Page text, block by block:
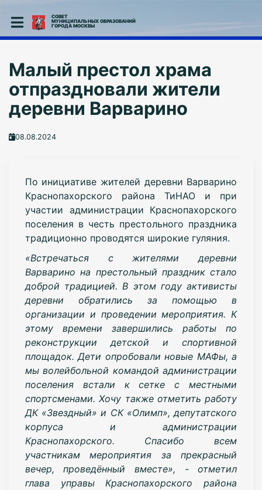
СОВЕТ
МУНИЦИПАЛЬНЫХ ОБРАЗОВАНИЙ
ГОРОДА МОСКВЫ
Малый престол храма
отпраздновали жители
деревни Варварино
08.08.2024
По инициативе жителей деревни Варварино
Краснопахорского района ТиНАО и при
участии администрации Краснопахорского
поселения в честь престольного праздника
традиционно проводятся широкие гуляния.
«Встречаться с жителями деревни
Варварино на престольный праздник стало
доброй традицией. В этом году активисты
деревни обратились за помощью в
организации и проведении мероприятия. К
этому времени завершились работы по
реконструкции детской и спортивной
площадок. Дети опробовали новые МАФы, а
мы волейбольной командой администрации
поселения встали к сетке с местными
спортсменами. Хочу также отметить работу
ДК «Звездный» и СК «Олимп», депутатского
корпуса и администрации
Краснопахорского. Спасибо всем
участникам мероприятия за прекрасный
вечер, проведённый вместе», - отметил
глава управы Краснопахорского района